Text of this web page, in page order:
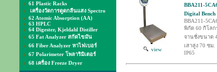
61 Plastic Racks
เครื่องวัดการดูดกลืนแสง Spectro
62 Atomic Absorption (AA)
63 HPLC
64 Digester, Kjeldahl Distiller
65 Fat Analyzer สกัดไขมัน
66 Fiber Analyzer หาไฟเบอร์
67 Polarimeter โพลาริมิเตอร์
68 เครื่อง Freeze Dryer
view
BBA211-
Digital
BBA211-
พิกัด 60 กิโลก
จานชั่งขนาด
เสาสูง 70 ซม.
IP65